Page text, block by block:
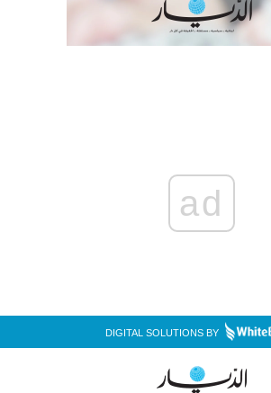
ad
DIGITAL SOLUTIONS BY